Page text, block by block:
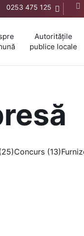
0253 475 125
Autoritățile
publice locale
Concurs (13)